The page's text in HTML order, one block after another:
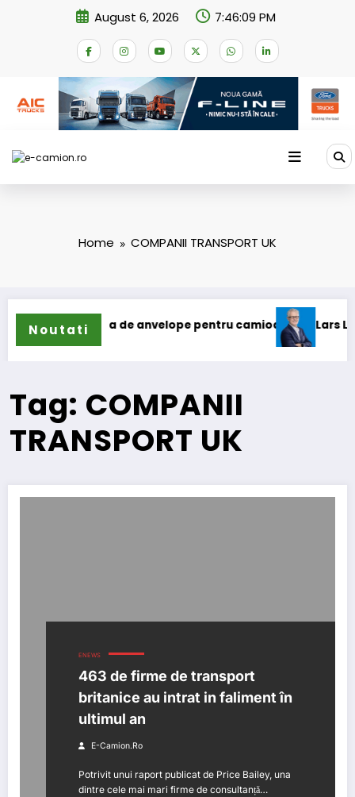
August 6, 2026 7:46:10 PM
Home COMPANII TRANSPORT UK
Noutati
gama de anvelope pentru camioane Lars Ljungström
Tag: COMPANII
TRANSPORT UK
ENEWS
463 de firme de transport
britanice au intrat in faliment în
ultimul an
E-Camion.ro
Potrivit unui raport publicat de Price Bailey, una
dintre cele mai mari firme de consultanță…